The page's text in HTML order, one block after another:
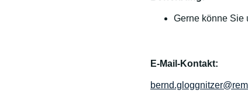
Gerne könne Sie
E-Mail-Kontakt: